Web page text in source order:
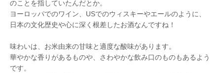
のことを指していたんだとか。
ヨーロッパでのワイン、USでのウィスキーやエールのように、
日本の文化歴史や心に深く根差したお酒なんですね！
味わいは、お米由来の甘味と適度な酸味があります。
華やかな香りがあるものや、さわやかな飲み口のものもあるよう
です。